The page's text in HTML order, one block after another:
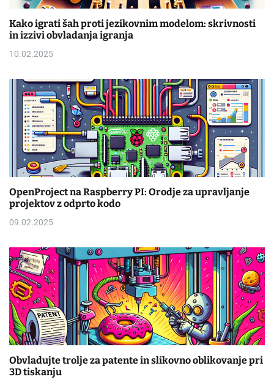
Kako igrati šah proti jezikovnim modelom: skrivnosti
in izzivi obvladanja igranja
10.02.2025
OpenProject na Raspberry PI: Orodje za upravljanje
projektov z odprto kodo
09.02.2025
Obvladujte trolje za patente in slikovno oblikovanje pri
3D tiskanju